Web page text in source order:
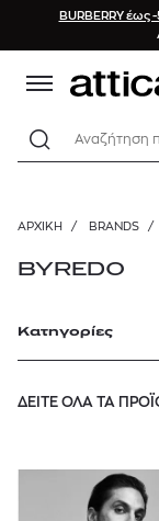
BURBERRY έως
Αναζήτηση
ΑΡΧΙΚΉ / BRANDS /
BYREDO
Κατηγορίες
ΔΕΙΤΕ ΟΛΑ ΤΑ